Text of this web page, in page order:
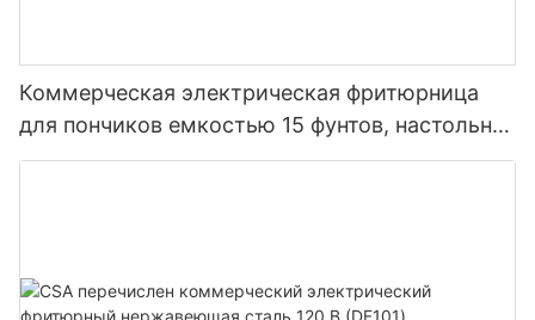
Коммерческая электрическая фритюрница
для пончиков емкостью 15 фунтов, настольная
(DF251/DF251H)